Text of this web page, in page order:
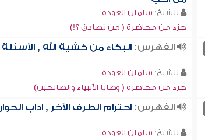
للشيخ: سلمان العودة
جزء من محاضرة ( من تصادق ؟!)
الفهرس: البكاء من خشية الله , الأسئلة
للشيخ: سلمان العودة
جزء من محاضرة ( وصايا الأنبياء والصالحين)
الفهرس: احترام الطرف الآخر , آداب الحوار
للشيخ: سلمان العودة